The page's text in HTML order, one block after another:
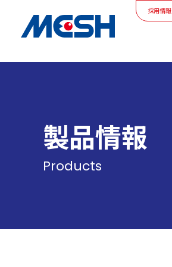
採用情報
製品情報
Products